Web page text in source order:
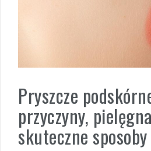
Pryszcze
przyczyny,
skuteczne